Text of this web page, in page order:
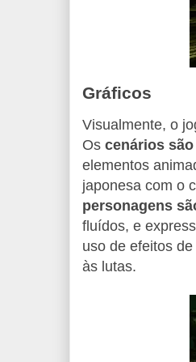
Gráficos
Visualmente, o
Os cenários
elementos
japonesa com o
personagens
fluídos, e
uso de efeitos
às lutas.